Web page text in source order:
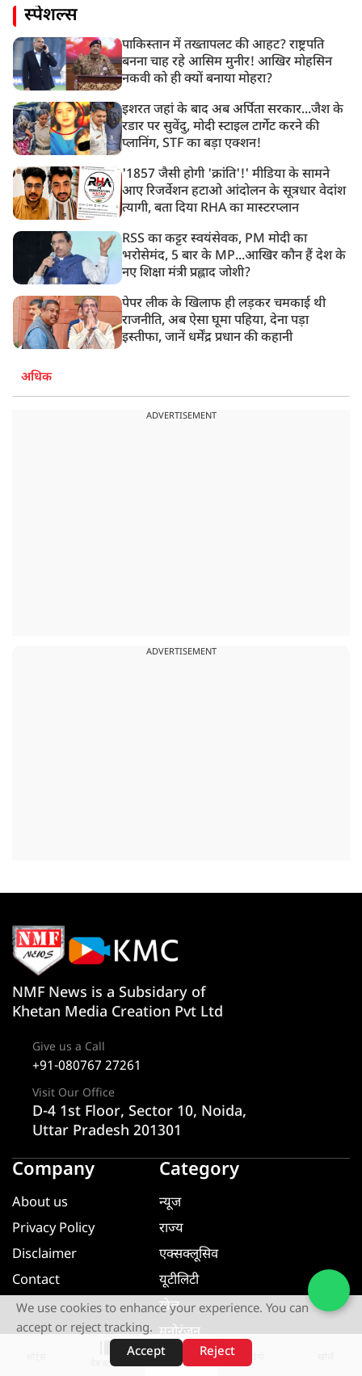
स्पेशल्स
पाकिस्तान में तख्तापलट की आहट? राष्ट्रपति
बनना चाह रहे आसिम मुनीर! आखिर मोहसिन
नकवी को ही क्यों बनाया मोहरा?
इशरत जहां के बाद अब अर्पिता सरकार...जैश के
रडार पर सुवेंदु, मोदी स्टाइल टार्गेट करने की
प्लानिंग, STF का बड़ा एक्शन!
'1857 जैसी होगी 'क्रांति'!' मीडिया के सामने
आए रिजर्वेशन हटाओ आंदोलन के सूत्रधार वेदांश
त्यागी, बता दिया RHA का मास्टरप्लान
RSS का कट्टर स्वयंसेवक, PM मोदी का
भरोसेमंद, 5 बार के MP...आखिर कौन हैं देश के
नए शिक्षा मंत्री प्रह्लाद जोशी?
पेपर लीक के खिलाफ ही लड़कर चमकाई थी
राजनीति, अब ऐसा घूमा पहिया, देना पड़ा
इस्तीफा, जानें धर्मेंद्र प्रधान की कहानी
अधिक
ADVERTISEMENT
ADVERTISEMENT
वेब स्टोरीज़
NMF News is a Subsidary of
Khetan Media Creation Pvt Ltd
Give us a Call
+91-080767 27261
Visit Our Office
D-4 1st Floor, Sector 10, Noida,
Uttar Pradesh 201301
Company
About us
Privacy Policy
Disclaimer
Contact
Category
न्यूज
राज्य
एक्सक्लूसिव
यूटीलिटी
खेल
मनोरंजन
धर्म ज्ञान
We use cookies to enhance your experience. You can
accept or reject tracking.
Accept
Reject